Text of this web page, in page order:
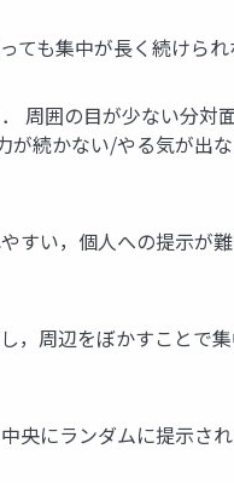
ても集中が長く続けら
周囲の目が少ない分対
続かない/やる気が出
い，個人への提示が
，周辺をぼかすことで
央にランダムに提示さ